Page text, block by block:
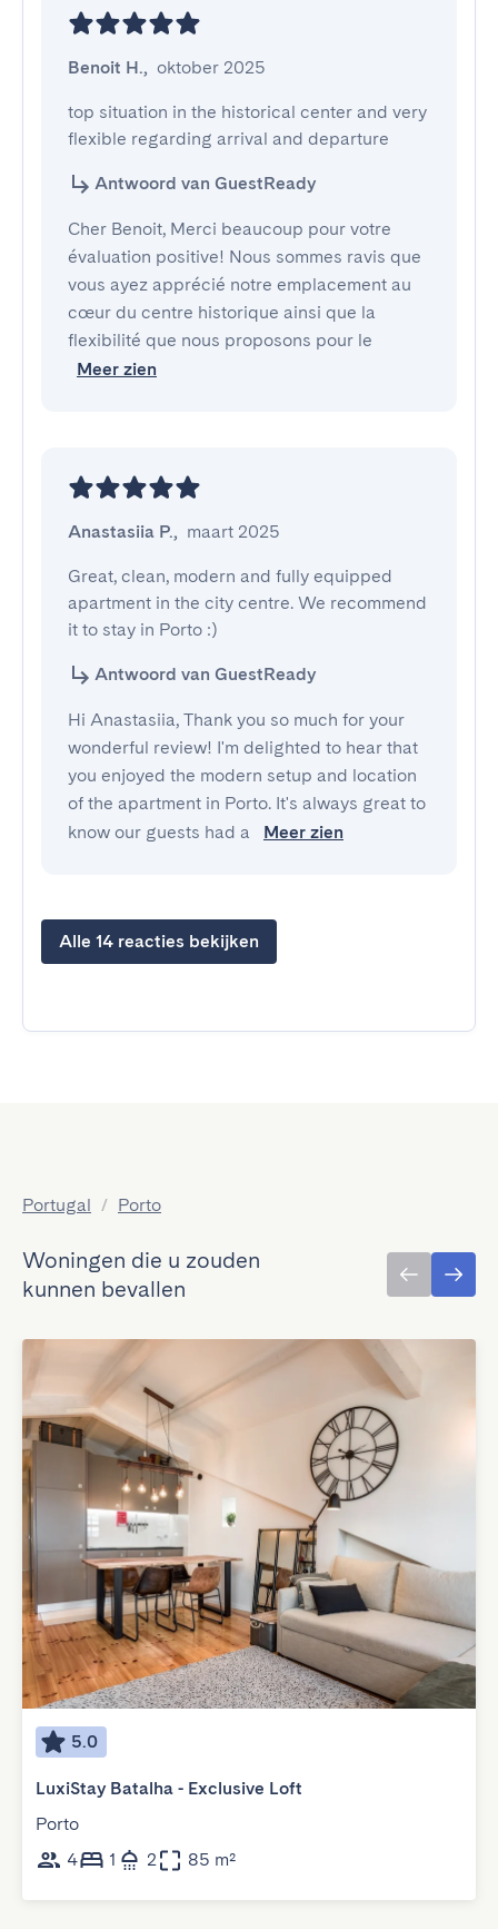
Benoit H., oktober 2025
top situation in the historical center and very
flexible regarding arrival and departure
Antwoord van GuestReady
Cher Benoit, Merci beaucoup pour votre
évaluation positive! Nous sommes ravis que
vous ayez apprécié notre emplacement au
cœur du centre historique ainsi que la
flexibilité que nous proposons pour le
Meer zien
Anastasiia P., maart 2025
Great, clean, modern and fully equipped
apartment in the city centre. We recommend
it to stay in Porto :)
Antwoord van GuestReady
Hi Anastasiia, Thank you so much for your
wonderful review! I'm delighted to hear that
you enjoyed the modern setup and location
of the apartment in Porto. It's always great to
know our guests had a
Meer zien
Alle 14 reacties bekijken
Portugal / Porto
Woningen die u zouden
kunnen bevallen
5.0
LuxiStay Batalha - Exclusive Loft
Porto
4
1 2 85 m²